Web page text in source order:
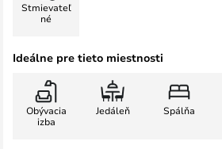
Stmievateľ
né
Ideálne pre tieto miestnosti
Obývacia
izba
Jedáleň Spálňa